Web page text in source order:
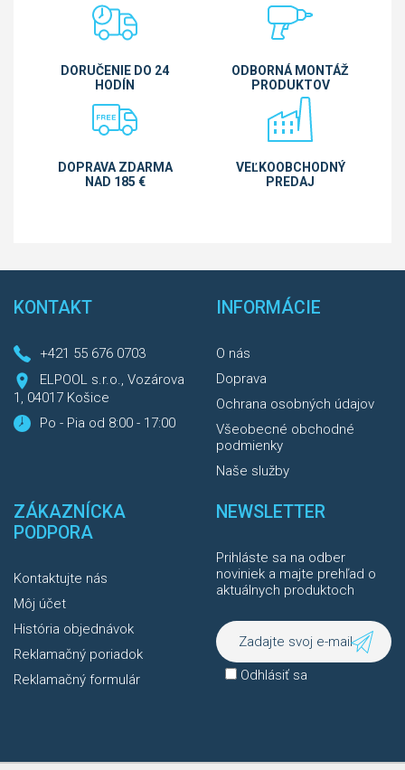
DORUČENIE DO 24
HODÍN
ODBORNÁ MONTÁŽ
PRODUKTOV
DOPRAVA ZDARMA
NAD 185 €
VEĽKOOBCHODNÝ
PREDAJ
KONTAKT
+421 55 676 0703
ELPOOL s.r.o., Vozárova
1, 04017 Košice
Po - Pia od 8:00 - 17:00
INFORMÁCIE
O nás
Doprava
Ochrana osobných údajov
Všeobecné obchodné
podmienky
Naše služby
ZÁKAZNÍCKA
PODPORA
Kontaktujte nás
Môj účet
História objednávok
Reklamačný poriadok
Reklamačný formulár
NEWSLETTER
Prihláste sa na odber
noviniek a majte prehľad o
aktuálnych produktoch
Odhlásiť sa